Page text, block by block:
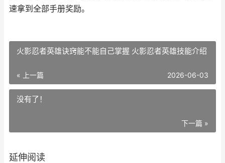
速拿到全部手册奖励。
火影忍者英雄诀窍能不能自己掌握 火影忍者英雄技能介绍
« 上一篇 2026-06-03
没有了！
下一篇 »
延伸阅读